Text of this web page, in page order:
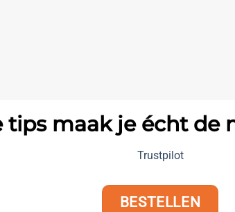
tips maak je écht de
Trustpilot
BESTELLEN